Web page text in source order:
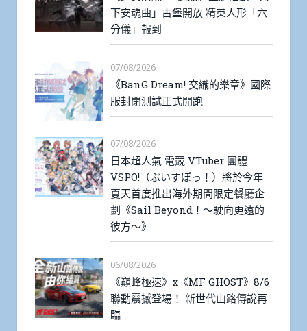
下安魂曲」古堡開放 精英人形「六
分儀」報到
07/08/2026
《BanG Dream! 交織的樂章》國際
服封閉測試正式開跑
07/08/2026
日本超人氣 電競 VTuber 團體
VSPO!（ぶいすぽっ！）將於今年
夏天首度推出海外期間限定餐廳企
劃《Sail Beyond！～駛向更遠的
彼方～》
06/08/2026
《巔峰極速》x《MF GHOST》8/6
聯動震撼登場！ 新世代山路傳說再
臨